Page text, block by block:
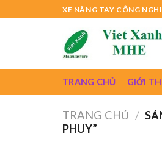
to
XE NÂNG TAY CÔNG
TRANG CHỦ GIỚI
TRANG CHỦ /
PHUY”